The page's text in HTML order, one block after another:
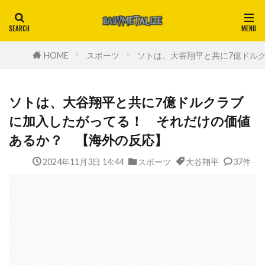
HOME スポーツ ソトは、大谷翔平と共に7億ド
ソトは、大谷翔平と共に7億ドルクラブ
に加入したがってる！ それだけの価値
あるか？ 【海外の反応】
2024年11月3日 14:44 スポーツ 大谷翔平 37件